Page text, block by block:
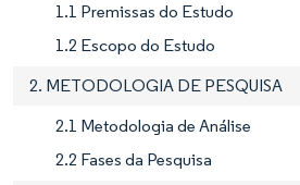
1.1 Premissas do Estudo
1.2 Escopo do Estudo
2. METODOLOGIA DE PESQUISA
2.1 Metodologia de Análise
2.2 Fases da Pesquisa